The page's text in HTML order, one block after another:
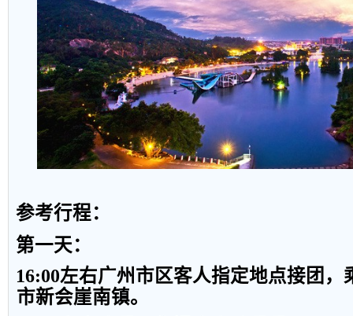
参考行程：
第一天：
16:00左右广州市区客人指定地点接团，
市新会崖南镇。